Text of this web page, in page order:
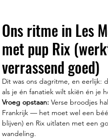
Ons ritme in Les
met pup Rix
verrassend goed)
Dit was ons dagritme, en eerlijk:
als je én fanatiek wilt skiën én je
Vroeg opstaan: Verse broodjes
Frankrijk — het moet wel een
blijven) en Rix uitlaten met een
wandeling.